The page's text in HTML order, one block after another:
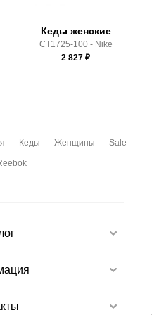
Кеды женские
CT1725-100 - Nike
2 827 ₽
Кеды Женщины Sale